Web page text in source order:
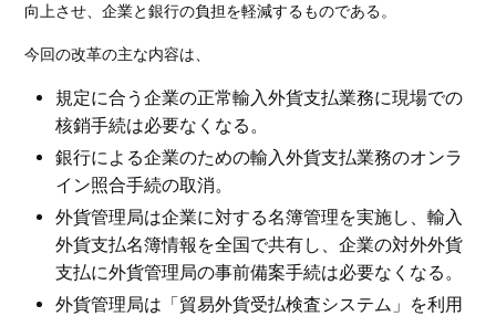
向上させ、企業と銀行の負担を軽減するものである。
今回の改革の主な内容は、
規定に合う企業の正常輸入外貨支払業務に現場での
核銷手続は必要なくなる。
銀行による企業のための輸入外貨支払業務のオンラ
イン照合手続の取消。
外貨管理局は企業に対する名簿管理を実施し、輸入
外貨支払名簿情報を全国で共有し、企業の対外外貨
支払に外貨管理局の事前備案手続は必要なくなる。
外貨管理局は「貿易外貨受払検査システム」を利用